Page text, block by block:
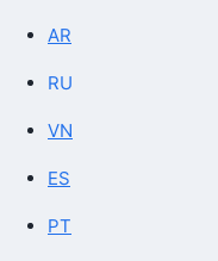
AR
RU
VN
ES
PT